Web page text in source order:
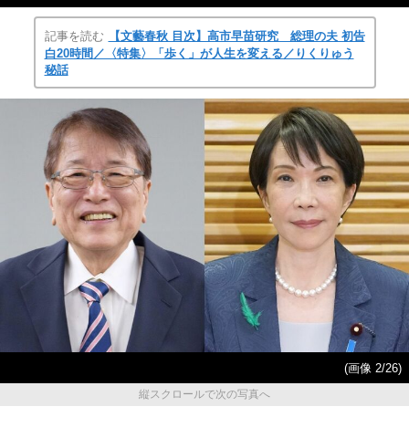
記事を読む
【文藝春秋 目次】高市早苗研究 総理の夫 初告
白20時間／〈特集〉「歩く」が人生を変える／りくりゅう
秘話
(画像 2/26)
縦スクロールで次の写真へ